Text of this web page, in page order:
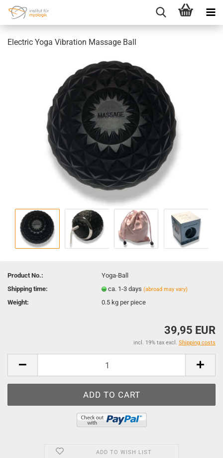
Electric Yoga Vibration Massage Ball
Product No.:
Yoga-Ball
Shipping time:
ca. 1-3 days(abroad may vary)
Weight: 0.5 kg per piece
39,95 EUR
incl. 19% tax excl. Shipping costs
ADD TO WISH LIST